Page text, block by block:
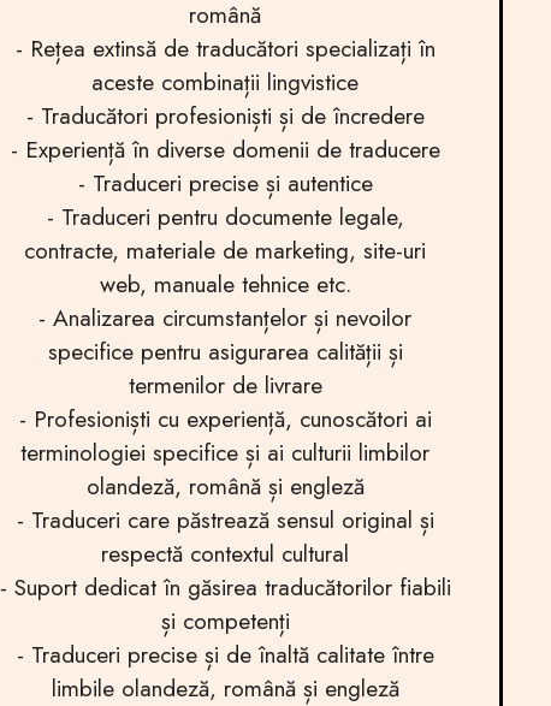
română
- Rețea extinsă de traducători specializați în
aceste combinații lingvistice
- Traducători profesioniști și de încredere
- Experiență în diverse domenii de traducere
- Traduceri precise și autentice
- Traduceri pentru documente legale,
contracte, materiale de marketing, site-uri
web, manuale tehnice etc.
- Analizarea circumstanțelor și nevoilor
specifice pentru asigurarea calității și
termenilor de livrare
- Profesioniști cu experiență, cunoscători ai
terminologiei specifice și ai culturii limbilor
olandeză, română și engleză
- Traduceri care păstrează sensul original și
respectă contextul cultural
- Suport dedicat în găsirea traducătorilor fiabili
și competenți
- Traduceri precise și de înaltă calitate între
limbile olandeză, română și engleză